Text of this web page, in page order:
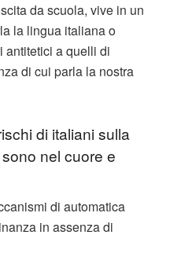
da scuola, vive in un
la lingua italiana o
antitetici a quelli di
di cui parla la nostra
di italiani sulla
nel cuore e
di automatica
in assenza di